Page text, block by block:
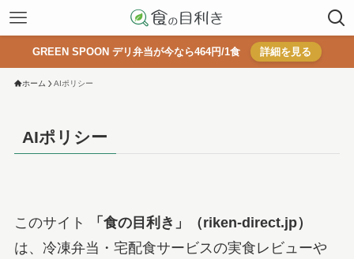
GREEN SPOON デリ弁当が今なら464円/1食 詳細を見る
ホーム AIポリシー
AIポリシー
このサイト
「食の目利き」（riken-direct.jp）
は、冷凍弁当・宅配食サービスの実食レビューや